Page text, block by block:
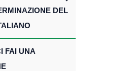
DEL
FAI UNA